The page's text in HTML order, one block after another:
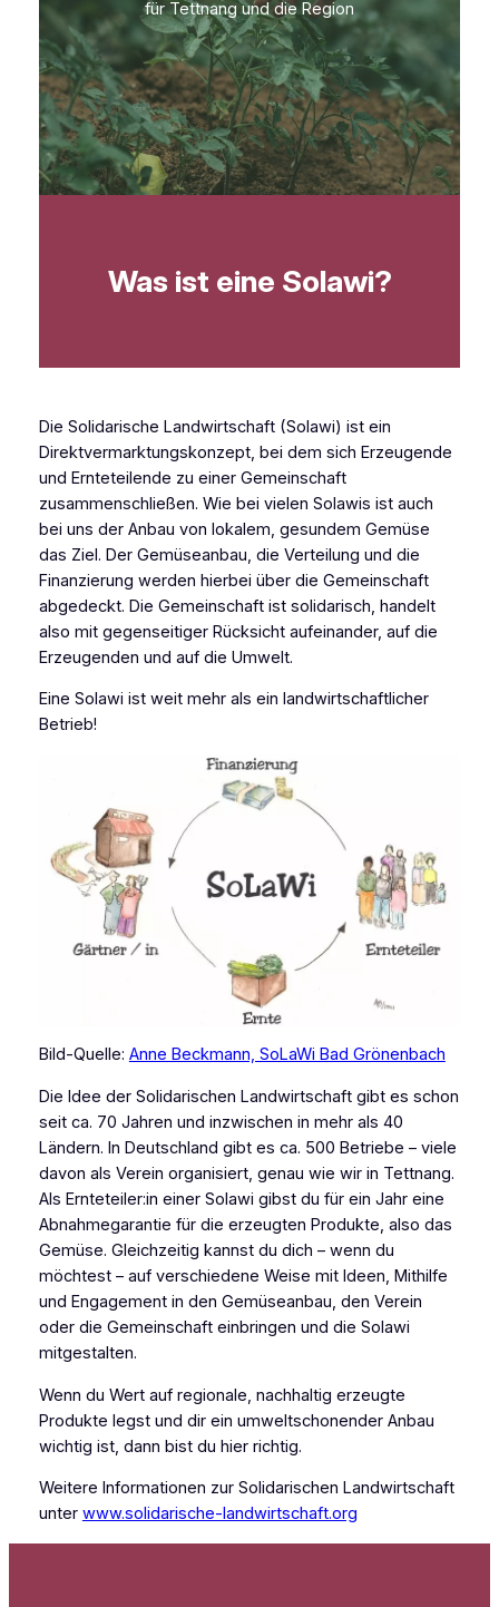
für Tettnang und die Region
Was ist eine Solawi?
Die Solidarische Landwirtschaft (Solawi) ist ein
Direktvermarktungskonzept, bei dem sich Erzeugende
und Ernteteilende zu einer Gemeinschaft
zusammenschließen. Wie bei vielen Solawis ist auch
bei uns der Anbau von lokalem, gesundem Gemüse
das Ziel. Der Gemüseanbau, die Verteilung und die
Finanzierung werden hierbei über die Gemeinschaft
abgedeckt. Die Gemeinschaft ist solidarisch, handelt
also mit gegenseitiger Rücksicht aufeinander, auf die
Erzeugenden und auf die Umwelt.
Eine Solawi ist weit mehr als ein landwirtschaftlicher
Betrieb!
Bild-Quelle: Anne Beckmann, SoLaWi Bad Grönenbach
Die Idee der Solidarischen Landwirtschaft gibt es schon
seit ca. 70 Jahren und inzwischen in mehr als 40
Ländern. In Deutschland gibt es ca. 500 Betriebe – viele
davon als Verein organisiert, genau wie wir in Tettnang.
Als Ernteteiler:in einer Solawi gibst du für ein Jahr eine
Abnahmegarantie für die erzeugten Produkte, also das
Gemüse. Gleichzeitig kannst du dich – wenn du
möchtest – auf verschiedene Weise mit Ideen, Mithilfe
und Engagement in den Gemüseanbau, den Verein
oder die Gemeinschaft einbringen und die Solawi
mitgestalten.
Wenn du Wert auf regionale, nachhaltig erzeugte
Produkte legst und dir ein umweltschonender Anbau
wichtig ist, dann bist du hier richtig.
Weitere Informationen zur Solidarischen Landwirtschaft
unter www.solidarische-landwirtschaft.org